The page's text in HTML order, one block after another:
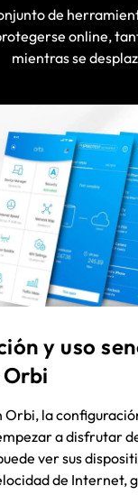
de
online,
mientras se
y uso
Orbi, la
a disfrutar
ver sus
de Internet,